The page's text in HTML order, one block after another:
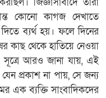
জিজ্ঞাসাবাদে তারা
কোনো কাগজ দেখাতে
ব্যর্থ হয়। ফলে দিনের
কাছ থেকে হাতিয়ে নেওয়া
সূত্রে আরও জানা যায়, এই
প্রকাশ না পায়, সে জন্য
এক ব্যক্তি সাংবাদিকদের